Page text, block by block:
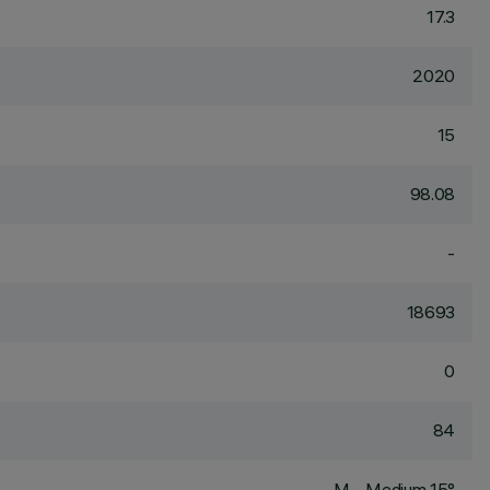
17.3
2020
15
98.08
-
18693
0
84